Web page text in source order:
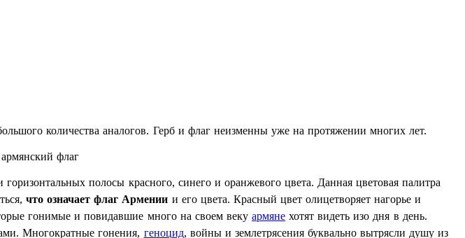
количества аналогов. Герб и флаг неизменны уже на протяжении многих лет.
полосы красного, синего и оранжевого цвета. Данная цветовая палитра
что означает флаг Армении и его цвета. Красный цвет олицетворяет нагорье и
гонимые и повидавшие много на своем веку армяне хотят видеть изо дня в день.
Многократные гонения, геноцид, войны и землетрясения буквально вытрясли душу из